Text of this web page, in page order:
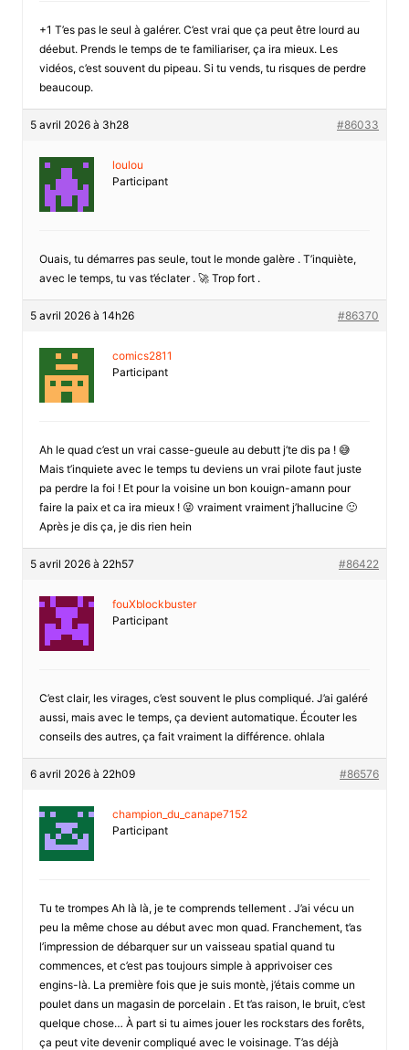
+1 T’es pas le seul à galérer. C’est vrai que ça peut être lourd au
déebut. Prends le temps de te familiariser, ça ira mieux. Les
vidéos, c’est souvent du pipeau. Si tu vends, tu risques de perdre
beaucoup.
5 avril 2026 à 3h28 #86033
loulou
Participant
Ouais, tu démarres pas seule, tout le monde galère . T’inquiète,
avec le temps, tu vas t’éclater . 🚀 Trop fort .
5 avril 2026 à 14h26 #86370
comics2811
Participant
Ah le quad c’est un vrai casse-gueule au debutt j’te dis pa ! 😅
Mais t’inquiete avec le temps tu deviens un vrai pilote faut juste
pa perdre la foi ! Et pour la voisine un bon kouign-amann pour
faire la paix et ca ira mieux ! 😜 vraiment vraiment j’hallucine 🙂
Après je dis ça, je dis rien hein
5 avril 2026 à 22h57 #86422
fouXblockbuster
Participant
C’est clair, les virages, c’est souvent le plus compliqué. J’ai galéré
aussi, mais avec le temps, ça devient automatique. Écouter les
conseils des autres, ça fait vraiment la différence. ohlala
6 avril 2026 à 22h09 #86576
champion_du_canape7152
Participant
Tu te trompes Ah là là, je te comprends tellement . J’ai vécu un
peu la même chose au début avec mon quad. Franchement, t’as
l’impression de débarquer sur un vaisseau spatial quand tu
commences, et c’est pas toujours simple à apprivoiser ces
engins-là. La première fois que je suis montè, j’étais comme un
poulet dans un magasin de porcelain . Et t’as raison, le bruit, c’est
quelque chose… À part si tu aimes jouer les rockstars des forêts,
ça peut vite devenir compliqué avec le voisinage. T’as déjà